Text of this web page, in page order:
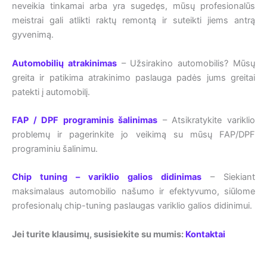
neveikia tinkamai arba yra sugedęs, mūsų profesionalūs
meistrai gali atlikti raktų remontą ir suteikti jiems antrą
gyvenimą.
Automobilių atrakinimas– Užsirakino automobilis? Mūsų
greita ir patikima atrakinimo paslauga padės jums greitai
patekti į automobilį.
FAP / DPF programinis šalinimas – Atsikratykite variklio
problemų ir pagerinkite jo veikimą su mūsų FAP/DPF
programiniu šalinimu.
Chip tuning – variklio galios didinimas – Siekiant
maksimalaus automobilio našumo ir efektyvumo, siūlome
profesionalų chip-tuning paslaugas variklio galios didinimui.
Jei turite klausimų, susisiekite su mumis: Kontaktai